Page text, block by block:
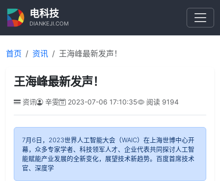
电科技
DIANKEJI.COM
首页 资讯 王海峰最新发声！
王海峰最新发声！
资讯 辛雯 2023-07-06 17:10:35 阅读 9194
7月6日，2023世界人工智能大会（WAIC）在上海世博中心开
幕，众多专家学者、科技领军人才、企业代表共同探讨人工智
能赋能产业发展的全新变化，展望技术新趋势。百度首席技术
官、深度学